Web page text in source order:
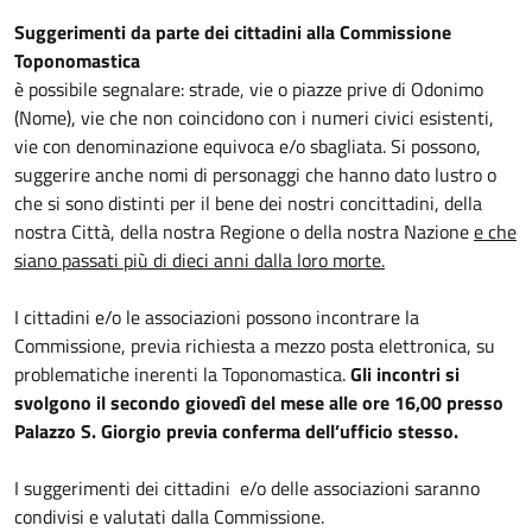
Suggerimenti da parte dei cittadini alla Commissione
Toponomastica
è possibile segnalare: strade, vie o piazze prive di Odonimo
(Nome), vie che non coincidono con i numeri civici esistenti,
vie con denominazione equivoca e/o sbagliata. Si possono,
suggerire anche nomi di personaggi che hanno dato lustro o
che si sono distinti per il bene dei nostri concittadini, della
nostra Città, della nostra Regione o della nostra Nazionee che
siano passati più di dieci anni dalla loro morte.
I cittadini e/o le associazioni possono incontrare la
Commissione, previa richiesta a mezzo posta elettronica, su
problematiche inerenti la Toponomastica.Gli incontri si
svolgono il secondo giovedì del mese alle ore 16,00 presso
Palazzo S. Giorgio previa conferma dell’ufficio stesso.
I suggerimenti dei cittadini e/o delle associazioni saranno
condivisi e valutati dalla Commissione.